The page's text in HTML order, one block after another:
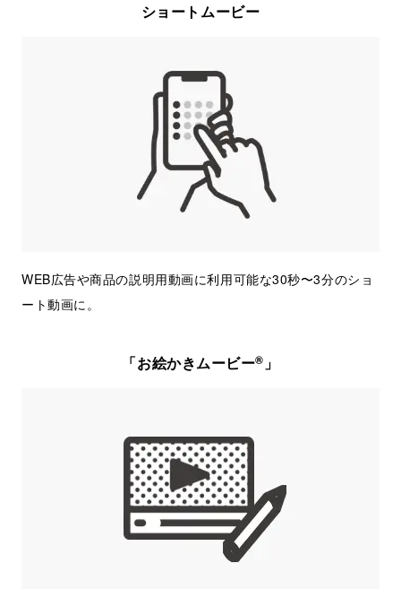
ショートムービー
WEB広告や商品の説明用動画に利用可能な30秒〜3分のショ
ート動画に。
「お絵かきムービー® 」